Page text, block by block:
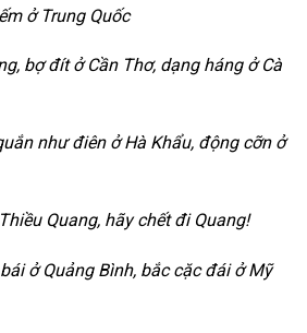
ở Trung Quốc
bợ đít ở Cần Thơ, dạng háng ở Cà
như điên ở Hà Khẩu, động cỡn ở
Quang, hãy chết đi Quang!
ở Quảng Bình, bắc cặc đái ở Mỹ